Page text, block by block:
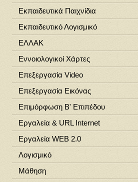
Εκπαιδευτικά Παιχνίδια
Εκπαιδευτικό Λογισμικό
ΕΛΛΑΚ
Εννοιολογικοί Χάρτες
Επεξεργασία Video
Επεξεργασία Εικόνας
Επιμόρφωση Β' Επιπέδου
Εργαλεία & URL Internet
Εργαλεία WEB 2.0
Λογισμικό
Μάθηση